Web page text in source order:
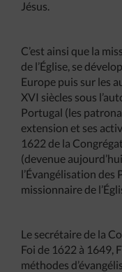
Jésus.
C’est ainsi que la
de l’Église, se
Europe puis sur les
XVI siècles sous
Portugal (les
extension et ses
1622 de la
(devenue
l’Évangélisation des
missionnaire de
Le secrétaire de la
Foi de 1ó22 à 1649,
méthodes